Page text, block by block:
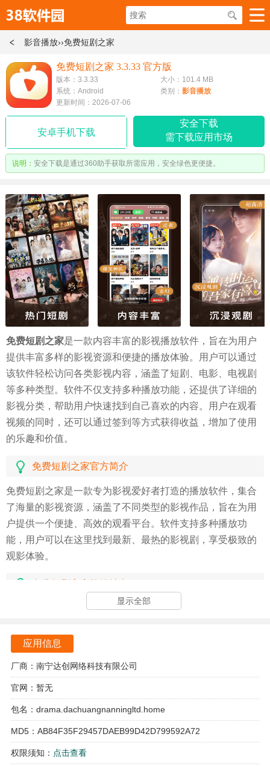
影音播放››免费短剧之家
免费短剧之家 3.3.33 官方版
版本：3.3.33
大小：101.4 MB
系统：Android
类别： 影音播放
更新时间：2026-07-06
安卓手机下载
安全下载
需下载应用市场
说明： 安全下载是通过360助手获取所需应用，安全绿色更便捷。
免费短剧之家是一款内容丰富的影视播放软件，旨在为用户
提供丰富多样的影视资源和便捷的播放体验。用户可以通过
该软件轻松访问各类影视内容，涵盖了短剧、电影、电视剧
等多种类型。软件不仅支持多种播放功能，还提供了详细的
影视分类，帮助用户快速找到自己喜欢的内容。用户在观看
视频的同时，还可以通过签到等方式获得收益，增加了使用
的乐趣和价值。
免费短剧之家官方简介
免费短剧之家是一款专为影视爱好者打造的播放软件，集合
了海量的影视资源，涵盖了不同类型的影视作品，旨在为用
户提供一个便捷、高效的观看平台。软件支持多种播放功
能，用户可以在这里找到最新、最热的影视剧，享受极致的
观影体验。
软件提供多种影视分类，用户可以根据自己的喜好快速找到
通过签到和观看视频，用户能够获得收益，增加了观看影视
的乐趣，吸引更多用户参与其中。
软件支持多种播放模式，用户可以选择适合自己的观看方
式，提升了观影的灵活性和舒适度。
软件优势
丰富的影视资源库，用户可以随时随地选择观看自己喜欢的
显示全部
应用信息
厂商：南宁达创网络科技有限公司
官网：暂无
包名：drama.dachuangnanningltd.home
MD5：AB84F35F29457DAEB99D42D799592A72
权限须知： 点击查看